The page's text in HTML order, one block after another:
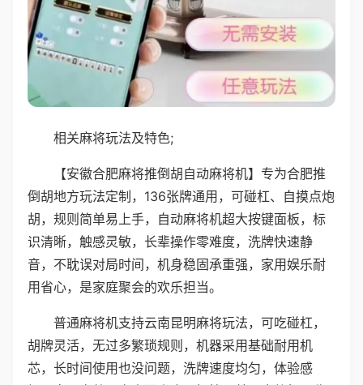
相关麻将玩法及特色;
【安徽合肥麻将推倒胡自动麻将机】专为合肥推
倒胡地方玩法定制，136张牌通用，可碰杠、自摸点炮
胡，规则简单易上手，自动麻将机超大按键面板，标
识清晰，触感灵敏，长辈操作零难度，洗牌快速静
音，不耽误对局时间，机身稳固承重强，家用娱乐耐
用省心，是家庭聚会的欢乐担当。
普通麻将机支持云南昆明麻将玩法，可吃碰杠，
胡牌灵活，无过多繁琐规则，机器采用基础耐用机
芯，长时间使用也没问题，洗牌速度均匀，体验感